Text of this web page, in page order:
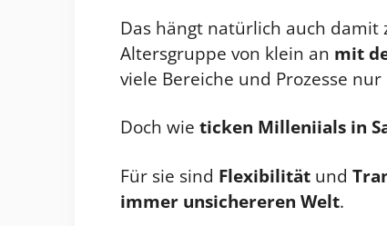
Das hängt natürlich auch damit
Altersgruppe von klein an mit
viele Bereiche und Prozesse nur
Doch wie ticken Milleniials in
Für sie sind Flexibilität und
immer unsichereren Welt.